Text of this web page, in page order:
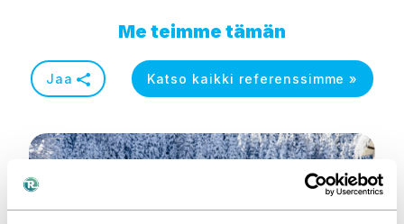
Me teimme tämän
Jaa Katso kaikki referenssimme »